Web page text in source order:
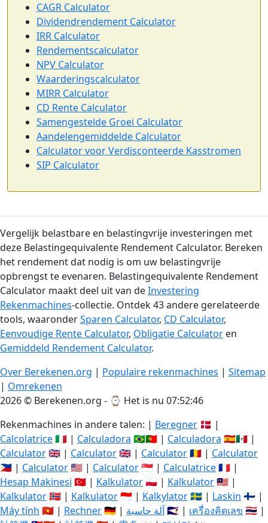
CAGR Calculator
Dividendrendement Calculator
IRR Calculator
Rendementscalculator
NPV Calculator
Waarderingscalculator
MIRR Calculator
CD Rente Calculator
Samengestelde Groei Calculator
Aandelengemiddelde Calculator
Calculator voor Verdisconteerde Kasstromen
SIP Calculator
Vergelijk belastbare en belastingvrije investeringen met
deze Belastingequivalente Rendement Calculator. Bereken
het rendement dat nodig is om uw belastingvrije
opbrengst te evenaren. Belastingequivalente Rendement
Calculator maakt deel uit van deInvestering
Rekenmachines-collectie. Ontdek 43 andere gerelateerde
tools, waaronderSparen Calculator, CD Calculator,
Eenvoudige Rente Calculator, Obligatie Calculator en
Gemiddeld Rendement Calculator.
Over Berekenen.org | Populaire rekenmachines | Sitemap
| Omrekenen
2026 © Berekenen.org - ⌚ Het is nu 07:52:47
Rekenmachines in andere talen: | Beregner 🇩🇰 |
Calcolatrice🇮🇹 | Calculadora 🇧🇷🇵🇹 | Calculadora 🇪🇸🇲🇽 |
Calculator🇬🇧 | Calculator🇬🇧 | Calculator🇷🇴 | Calculator
🇵🇭 | Calculator🇺🇸 | Calculator🇸🇬 | Calculatrice🇫🇷 |
Hesap Makinesi 🇹🇷 | Kalkulator🇵🇱 | Kalkulator🇲🇾 |
Kalkulator🇳🇴 | Kalkulator🇮🇩 | Kalkylator🇸🇪 | Laskin 🇫🇮 |
Máy tính 🇻🇳 | Rechner🇩🇪 | آلة حاسبة🇸🇦 | เครื่องคิดเลข 🇹🇭 |